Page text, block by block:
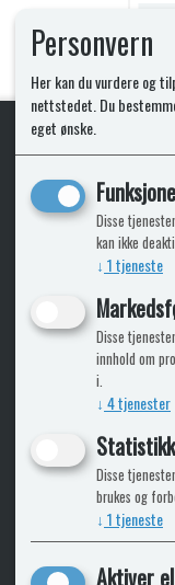
Personvern
Her kan du vurdere og
nettstedet. Du
eget ønske.
Disse
kan ikke
↓ 1tjeneste
Disse
innhold om
i.
↓ 4tjenester
Statistikk
Disse
brukes og
↓ 1tjeneste
Aktiver